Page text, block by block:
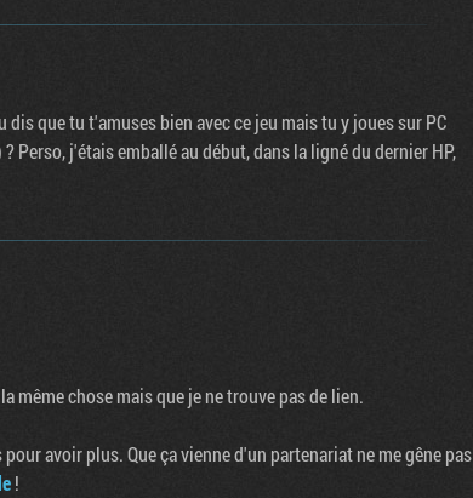
que tu t'amuses bien avec ce jeu mais tu y joues sur PC
Perso, j'étais emballé au début, dans la ligné du dernier HP,
même chose mais que je ne trouve pas de lien.
avoir plus. Que ça vienne d'un partenariat ne me gêne pas
!